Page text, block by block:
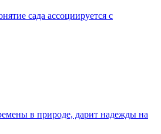
сада ассоциируется с
в природе, дарит надежды на